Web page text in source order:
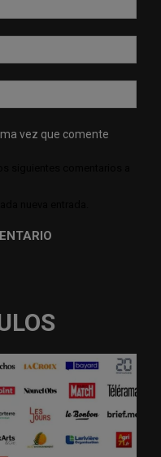
web:
vez que comente